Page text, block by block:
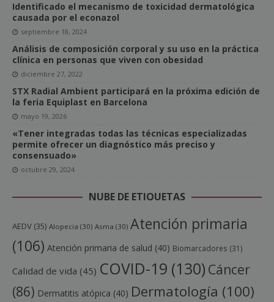
Identificado el mecanismo de toxicidad dermatológica
causada por el econazol
septiembre 18, 2024
Análisis de composición corporal y su uso en la práctica
clínica en personas que viven con obesidad
diciembre 27, 2022
STX Radial Ambient participará en la próxima edición de
la feria Equiplast en Barcelona
mayo 19, 2026
«Tener integradas todas las técnicas especializadas
permite ofrecer un diagnóstico más preciso y
consensuado»
octubre 29, 2024
NUBE DE ETIQUETAS
AEDV (35) Alopecia (30) Asma (30) Atención primaria
(106) Atención primaria de salud (40) Biomarcadores (31)
Calidad de vida (45) COVID-19 (130) Cáncer
(86) Dermatitis atópica (40) Dermatología (100)